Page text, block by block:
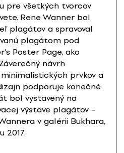
pre všetkých tvorcov
Rene Wanner bol
plagátov a spravoval
plagátom pod
Poster Page, ako
návrh
prvkov a
podporuje konečné
bol vystavený na
výstave plagátov –
v galérii Bukhara,
2017.